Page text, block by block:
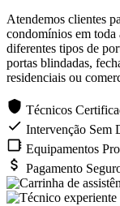
Atendemos clientes
condomínios em toda
diferentes tipos de
portas blindadas,
residenciais ou
Técnicos
Intervenção Sem
Equipamentos
Pagamento